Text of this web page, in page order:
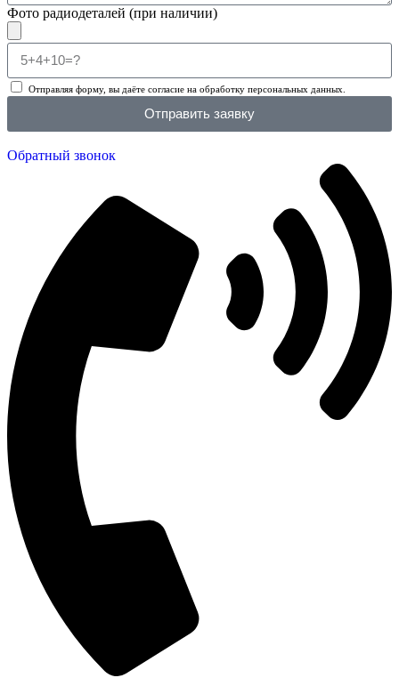
Фото радиодеталей (при наличии)
Отправляя форму, вы даёте согласие на обработку персональных данных.
Отправить заявку
Обратный звонок